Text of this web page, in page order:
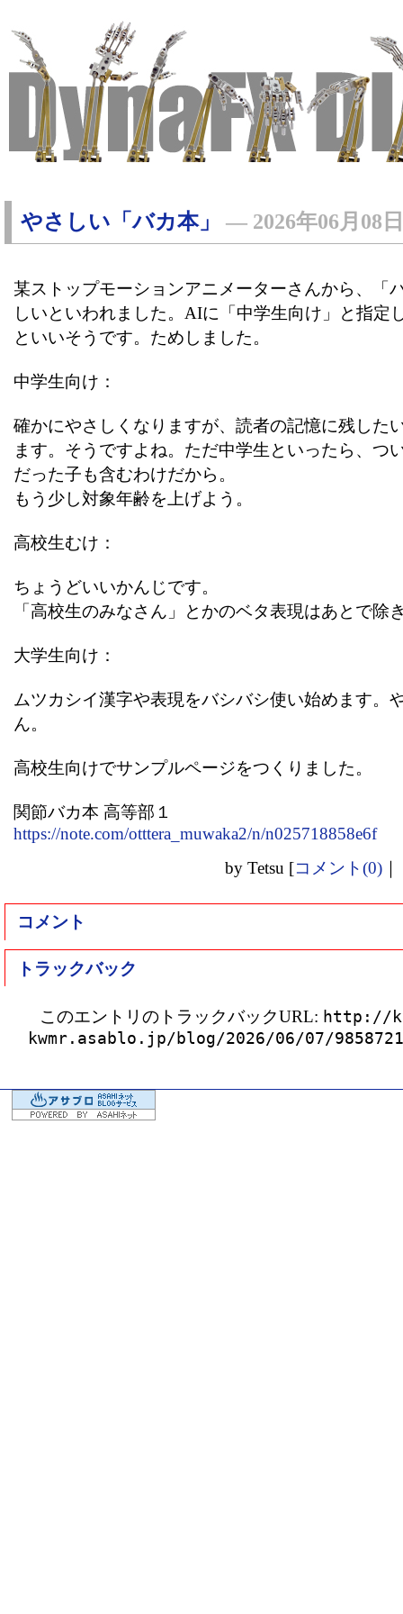
やさしい「バカ本」 ― 2026年06月08日
某ストップモーションアニメーターさんから、「
しいといわれました。AIに「中学生向け」と指定
といいそうです。ためしました。
中学生向け：
確かにやさしくなりますが、読者の記憶に残した
ます。そうですよね。ただ中学生といったら、つ
だった子も含むわけだから。
もう少し対象年齢を上げよう。
高校生むけ：
ちょうどいいかんじです。
「高校生のみなさん」とかのベタ表現はあとで除
大学生向け：
ムツカシイ漢字や表現をバシバシ使い始めます。
ん。
高校生向けでサンプルページをつくりました。
関節バカ本 高等部１
https://note.com/otttera_muwaka2/n/n025718858e6f
by Tetsu [コメント(0) ｜
コメント
トラックバック
このエントリのトラックバックURL: http://
kwmr.asablo.jp/blog/2026/06/07/